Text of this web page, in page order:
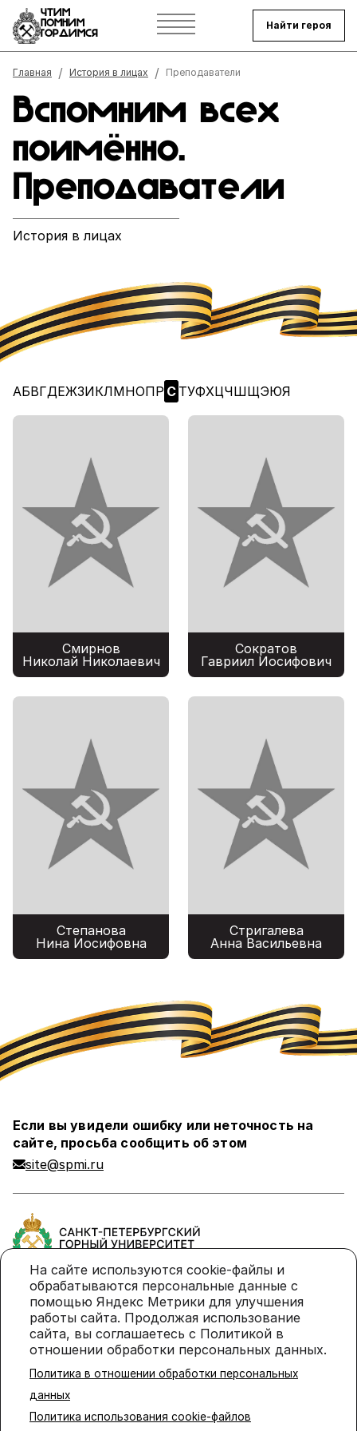
ЧТИМ
ПОМНИМ
ГОРДИМСЯ
Найти героя
Строка навигации
Главная История в лицах Преподаватели
Вспомним всех
поимённо.
Преподаватели
История в лицах
АБВГДЕЖЗИКЛМНОПР С ТУФХЦЧШЩЭЮЯ
Смирнов
Николай Николаевич
Сократов
Гавриил Иосифович
Степанова
Нина Иосифовна
Стригалева
Анна Васильевна
На сайте используются cookie-файлы и
обрабатываются персональные данные с
помощью Яндекс Метрики для улучшения
работы сайта. Продолжая использование
сайта, вы соглашаетесь с Политикой в
отношении обработки персональных данных.
Политика в отношении обработки персональных
данных
Политика использования cookie-файлов
Если вы увидели ошибку или неточность на
сайте, просьба сообщить об этом
site@spmi.ru
Политика в отношении обработки персональных
данных
Политика использования cookie-файлов
императрицы Екатерины II